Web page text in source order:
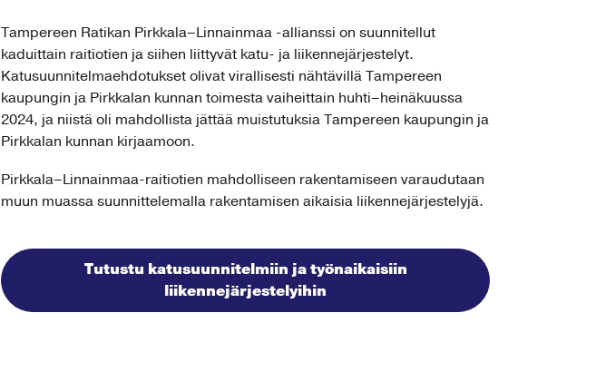
Tampereen Ratikan Pirkkala–Linnainmaa -allianssi on suunnitellut
kaduittain raitiotien ja siihen liittyvät katu- ja liikennejärjestelyt.
Katusuunnitelmaehdotukset olivat virallisesti nähtävillä Tampereen
kaupungin ja Pirkkalan kunnan toimesta vaiheittain huhti–heinäkuussa
2024, ja niistä oli mahdollista jättää muistutuksia Tampereen kaupungin ja
Pirkkalan kunnan kirjaamoon.
Pirkkala–Linnainmaa-raitiotien mahdolliseen rakentamiseen varaudutaan
muun muassa suunnittelemalla rakentamisen aikaisia liikennejärjestelyjä.
Tutustu katusuunnitelmiin ja työnaikaisiin
liikennejärjestelyihin